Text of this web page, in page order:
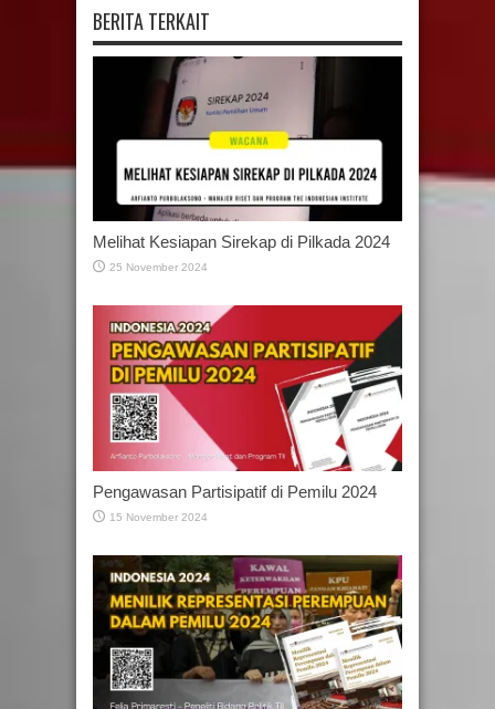
BERITA TERKAIT
Melihat Kesiapan Sirekap di Pilkada 2024
25 November 2024
Pengawasan Partisipatif di Pemilu 2024
15 November 2024